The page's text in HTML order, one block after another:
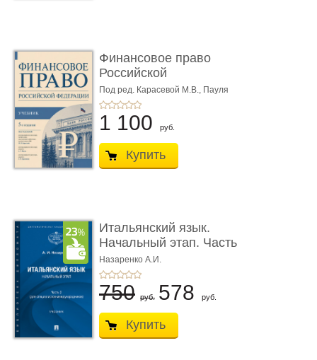
Финансовое право
Российской
Федерации. 5-е изд�
...
Под ред. Карасевой М.В., Пауля
А.Г., Красюкова А.В.
1 100 руб.
Купить
Итальянский язык.
Начальный этап. Часть
2. Учеб� ...
Назаренко А.И.
750 руб. 578 руб.
Купить